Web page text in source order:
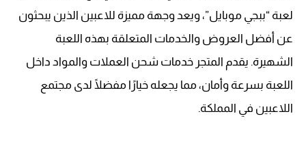
لعبة “ببجي موبايل”، ويعد وجهة مميزة للاعبين الذين يبحثون
عن أفضل العروض والخدمات المتعلقة بهذه اللعبة
الشهيرة. يقدم المتجر خدمات شحن العملات والمواد داخل
اللعبة بسرعة وأمان، مما يجعله خيارًا مفضلًا لدى مجتمع
اللاعبين في المملكة.